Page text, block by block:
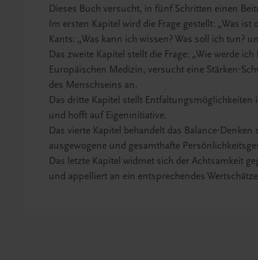
Dieses Buch versucht, in fünf Schritten einen
Im ersten Kapitel wird die Frage gestellt: „Was
Kants: „Was kann ich wissen? Was soll ich tun?
Das zweite Kapitel stellt die Frage: „Wie werde
Europäischen Medizin, versucht eine Stärken-
des Menschseins an.
Das dritte Kapitel stellt
und hofft auf Eigeninitiative.
Das vierte Kapitel behandelt das Balance-
ausgewogene und gesamthafte
Das letzte Kapitel widmet sich der Achtsamkeit
und appelliert an ein entsprechendes